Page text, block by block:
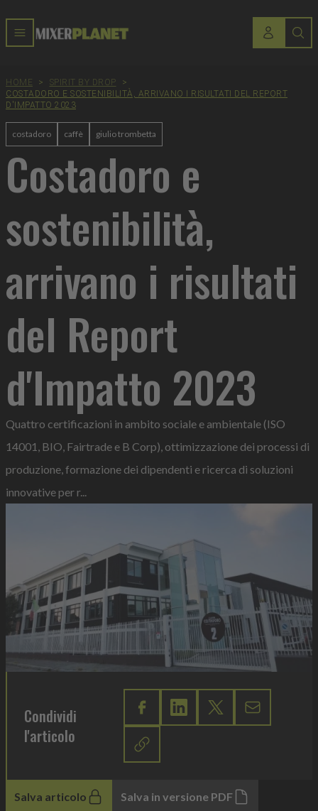
HOME > SPIRIT BY DROP
>
COSTADORO E SOSTENIBILITÀ, ARRIVANO I RISULTATI DEL REPORT
D'IMPATTO 2023
costadoro caffè giulio trombetta
Costadoro e
sostenibilità,
arrivano i risultati
del Report
d'Impatto 2023
Quattro certificazioni in ambito sociale e ambientale (ISO
14001, BIO, Fairtrade e B Corp), ottimizzazione dei processi di
produzione, formazione dei dipendenti e ricerca di soluzioni
innovative per r...
Condividi
l'articolo
Salva articolo Salva in versione PDF